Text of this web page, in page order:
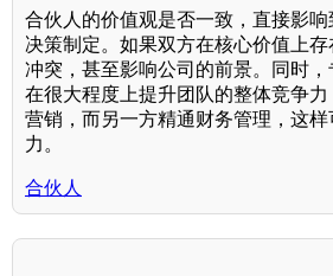
合伙人的价值观是否一致，直接影
决策制定。如果双方在核心价值上
冲突，甚至影响公司的前景。同时
在很大程度上提升团队的整体竞争
营销，而另一方精通财务管理，这
力。
合伙人